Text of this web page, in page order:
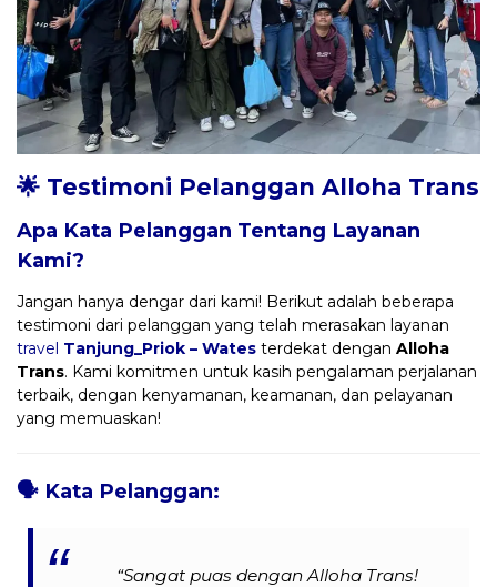
🌟 Testimoni Pelanggan Alloha Trans
Apa Kata Pelanggan Tentang Layanan
Kami?
Jangan hanya dengar dari kami! Berikut adalah beberapa
testimoni dari pelanggan yang telah merasakan layanan
travel Tanjung_Priok – Wates terdekat dengan Alloha
Trans. Kami komitmen untuk kasih pengalaman perjalanan
terbaik, dengan kenyamanan, keamanan, dan pelayanan
yang memuaskan!
🗣️ Kata Pelanggan:
“Sangat puas dengan Alloha Trans!